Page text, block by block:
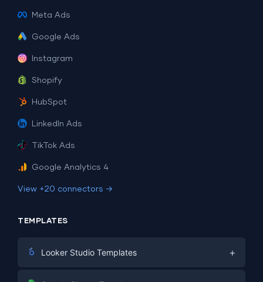
Meta Ads
Google Ads
Instagram
Shopify
HubSpot
LinkedIn Ads
TikTok Ads
Google Analytics 4
View +20 connectors →
TEMPLATES
Looker Studio Templates +
Digital Marketing